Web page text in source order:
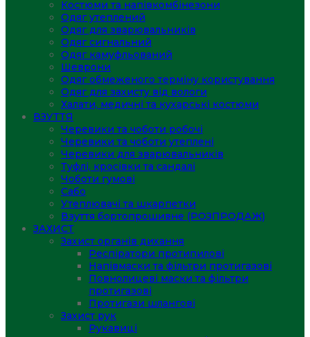
Костюми та напівкомбінезони
Одяг утеплений
Одяг для зварювальників
Одяг сигнальний
Одяг камуфльований
Шеврони
Одяг обмеженого терміну користування
Одяг для захисту від вологи
Халати, медичні та кухарські костюми
ВЗУТТЯ
Черевики та чоботи робочі
Черевики та чоботи утеплені
Черевики для зварювальників
Туфлі, кросівки та сандалі
Чоботи гумові
Сабо
Утеплювачі та шкарпетки
Взуття бортопрошивне (РОЗПРОДАЖ)
ЗАХИСТ
Захист органів дихання
Респіратори протипилові
Напівмаски та фільтри протигазові
Повнолицеві маски та фільтри
протигазові
Протигази шлангові
Захист рук
Рукавиці